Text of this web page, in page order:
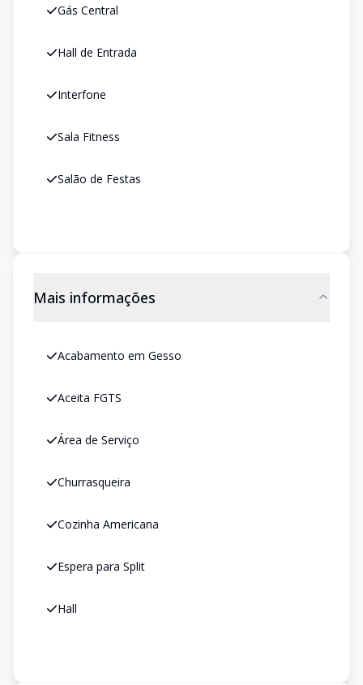
Gás Central
Hall de Entrada
Interfone
Sala Fitness
Salão de Festas
Mais informações
Acabamento em Gesso
Aceita FGTS
Área de Serviço
Churrasqueira
Cozinha Americana
Espera para Split
Hall